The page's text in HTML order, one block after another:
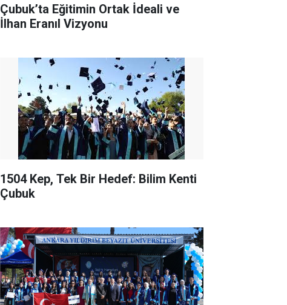
Çubuk’ta Eğitimin Ortak İdeali ve
İlhan Eranıl Vizyonu
1504 Kep, Tek Bir Hedef: Bilim Kenti
Çubuk